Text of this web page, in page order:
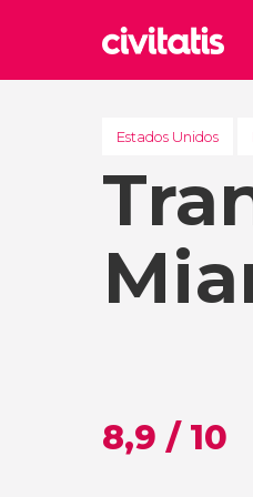
Estados Unidos
8,9 / 10